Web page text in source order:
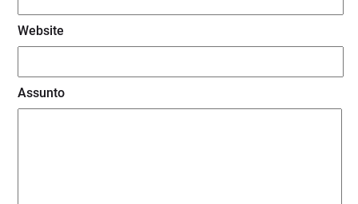
Website
Assunto